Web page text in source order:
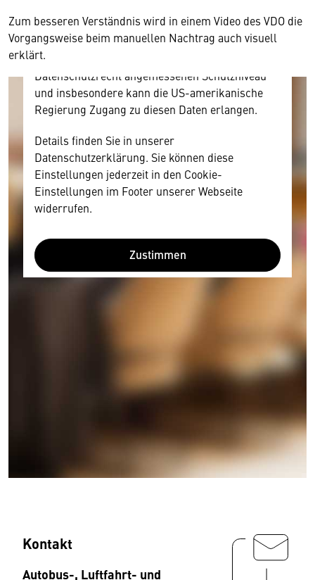
Zum besseren Verständnis wird in einem Video des VDO die
Vorgangsweise beim manuellen Nachtrag auch visuell
erklärt.
und Nutzerverhalten mitunter mit US-
amerikanischen Anbietern austauscht.
Diese Daten unterliegen keinem dem EU-
Datenschutzrecht angemessenen Schutzniveau
und insbesondere kann die US-amerikanische
Regierung Zugang zu diesen Daten erlangen.
Details finden Sie in unserer
Datenschutzerklärung. Sie können diese
Einstellungen jederzeit in den Cookie-
Einstellungen im Footer unserer Webseite
widerrufen.
Zustimmen
Kontakt
Autobus-, Luftfahrt- und